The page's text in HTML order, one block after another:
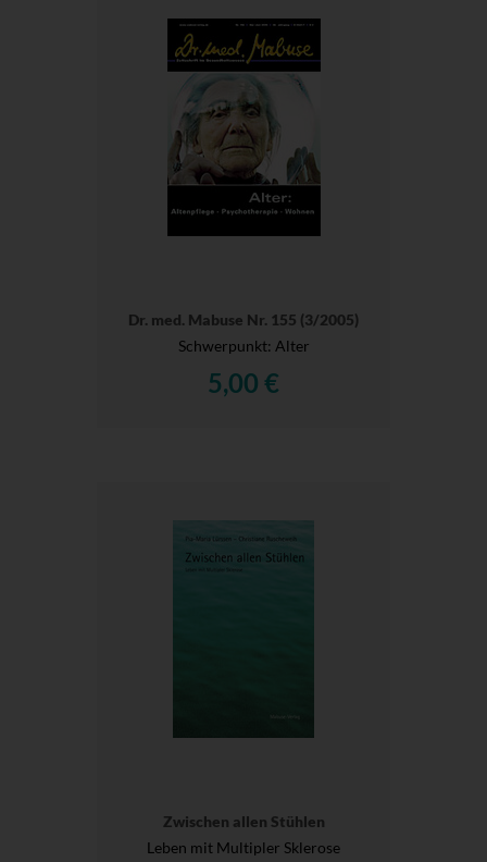
Dr. med. Mabuse Nr. 155 (3/2005)
Schwerpunkt: Alter
5,00 €
Zwischen allen Stühlen
Leben mit Multipler Sklerose